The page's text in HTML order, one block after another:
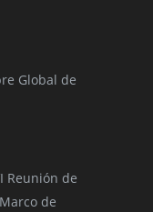
Global de
Reunión de
de